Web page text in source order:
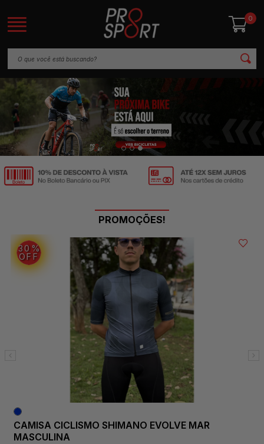
0
PROMOÇÕES!
30%
OFF
CAMISA CICLISMO SHIMANO EVOLVE MAR
MASCULINA